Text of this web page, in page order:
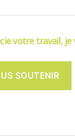
votre travail,
SOUTENIR